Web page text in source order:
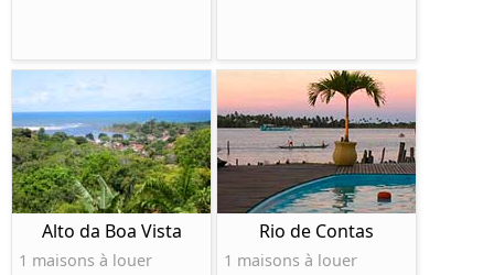
Alto da Boa Vista
1 maisons à louer
Rio de Contas
1 maisons à louer